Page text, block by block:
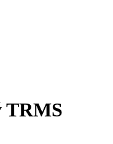
TRMS